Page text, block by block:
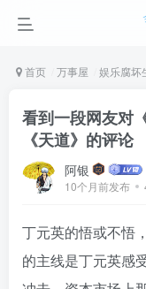
首页 万事屋 娱乐腐坏
看到一段网友对
《天道》的评论
阿银
10个月前发布
丁元英的悟或不悟
的主线是丁元英感